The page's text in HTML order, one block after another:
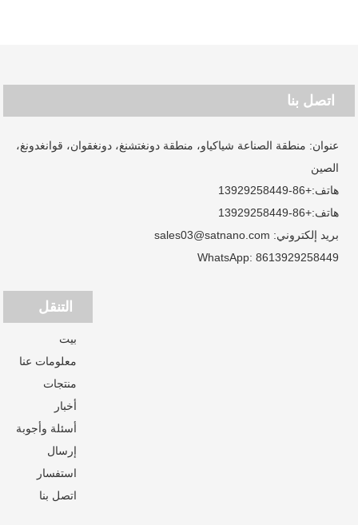
اتصل بنا
عنوان: منطقة الصناعة شياكياو، منطقة دونغتشنغ، دونغقوان، قوانغدونغ،
الصين
هاتف:+86-13929258449
هاتف:+86-13929258449
بريد إلكتروني: sales03@satnano.com
WhatsApp: 8613929258449
التنقل
بيت
معلومات عنا
منتجات
أخبار
أسئلة وأجوبة
إرسال
استفسار
اتصل بنا